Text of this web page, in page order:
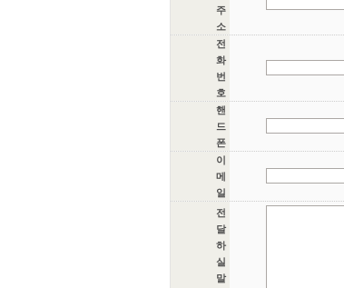
주
소
전
화
번
호
핸
드
폰
이
메
일
전
달
하
실
말